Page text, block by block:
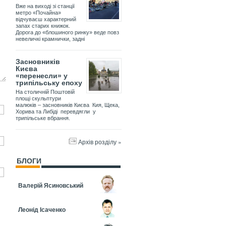
Вже на виході зі станції
метро «Почайна»
відчуваєш характерний
запах старих книжок.
Дорога до «блошиного ринку» веде повз
невеличкі крамнички, задні
Засновників
Києва
«перенесли» у
трипільську епоху
На столичній Поштовій
площі скульптури
малюків – засновників Києва Кия, Щека,
Хорива та Либіді перевдягли у
трипільське вбрання.
Архів розділу »
БЛОГИ
Валерій Ясиновський
Леонід Ісаченко